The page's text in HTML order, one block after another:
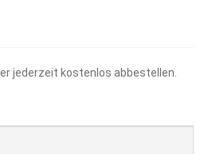
jederzeit kostenlos abbestellen.